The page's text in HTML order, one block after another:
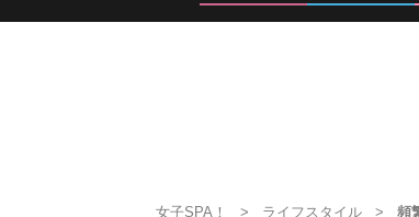
女子SPA！ ライフスタイル
頻